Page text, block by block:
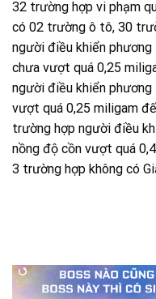
32 trường hợp vi phạm
có 02 trường ô tô, 30
người điều khiển
chưa vượt quá 0,25
người điều khiển
vượt quá 0,25 miligam
trường hợp người điều
nồng độ cồn vượt quá
3 trường hợp không có